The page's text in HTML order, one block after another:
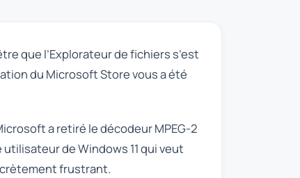
que l’Explorateur de fichiers s’est
du Microsoft Store vous a été
a retiré le décodeur MPEG-2
de Windows 11 qui veut
frustrant.